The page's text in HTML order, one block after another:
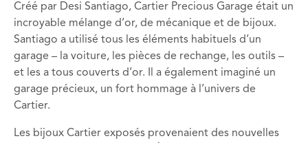
Créé par Desi Santiago, Cartier Precious Garage était un
incroyable mélange d’or, de mécanique et de bijoux.
Santiago a utilisé tous les éléments habituels d’un
garage – la voiture, les pièces de rechange, les outils –
et les a tous couverts d’or. Il a également imaginé un
garage précieux, un fort hommage à l’univers de
Cartier.
Les bijoux Cartier exposés provenaient des nouvelles